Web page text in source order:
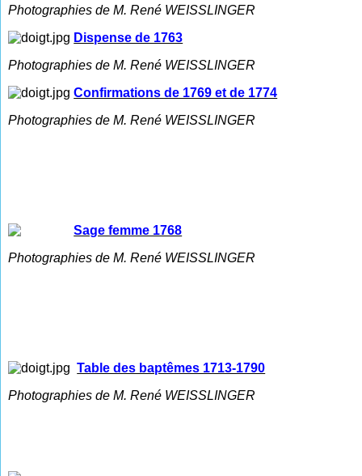
Photographies de M. René WEISSLINGER
Dispense de 1763
Photographies de M. René WEISSLINGER
Confirmations de 1769 et de 1774
Photographies de M. René WEISSLINGER
Sage femme 1768
Photographies de M. René WEISSLINGER
Table des baptêmes 1713-1790
Photographies de M. René WEISSLINGER